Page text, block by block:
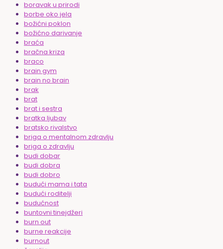
boravak u prirodi
borbe oko jela
božićni poklon
božićno darivanje
braća
bračna kriza
braco
brain gym
brain no brain
brak
brat
brat i sestra
bratka ljubav
bratsko rivalstvo
briga o mentalnom zdravlju
briga o zdravlju
budi dobar
budi dobra
budi dobro
budući mama i tata
budući roditelji
budućnost
buntovni tinejdžeri
burn out
burne reakcije
burnout